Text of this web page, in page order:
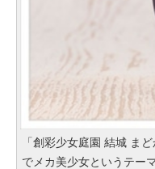
「創彩少女庭園 結城 ま
でメカ美少女というテー